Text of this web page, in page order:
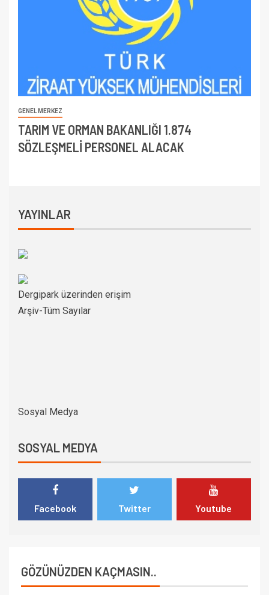
GENEL MERKEZ
TARIM VE ORMAN BAKANLIĞI 1.874
SÖZLEŞMELİ PERSONEL ALACAK
YAYINLAR
Dergipark üzerinden erişim
Arşiv-Tüm Sayılar
Sosyal Medya
SOSYAL MEDYA
Facebook Twitter Youtube
GÖZÜNÜZDEN KAÇMASIN..